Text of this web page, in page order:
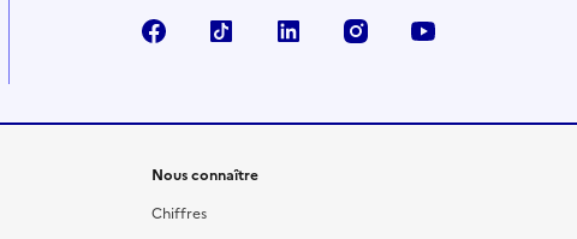
FacebookTikTok LinkedIn Instagram
Nous connaître
Chiffres